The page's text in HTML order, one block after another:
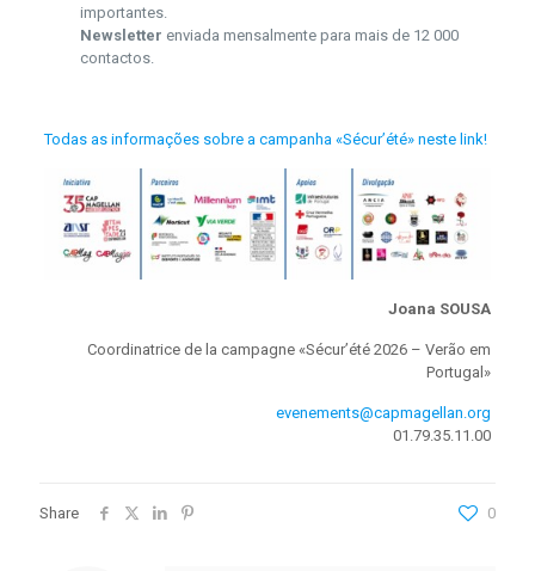
importantes.
Newsletter enviada mensalmente para mais de 12 000
contactos.
Todas as informações sobre a campanha «Sécur’été» neste link!
Joana SOUSA
Coordinatrice de la campagne «Sécur’été 2026 – Verão em
Portugal»
evenements@capmagellan.org
01.79.35.11.00
Share 0